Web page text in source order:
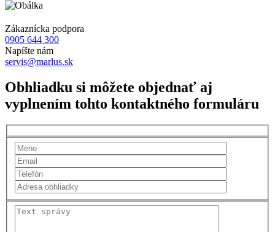
Zákaznícka podpora
0905 644 300
Napíšte nám
servis@marlus.sk
Obhliadku si môžete objednať aj
vyplnením tohto kontaktného formuláru